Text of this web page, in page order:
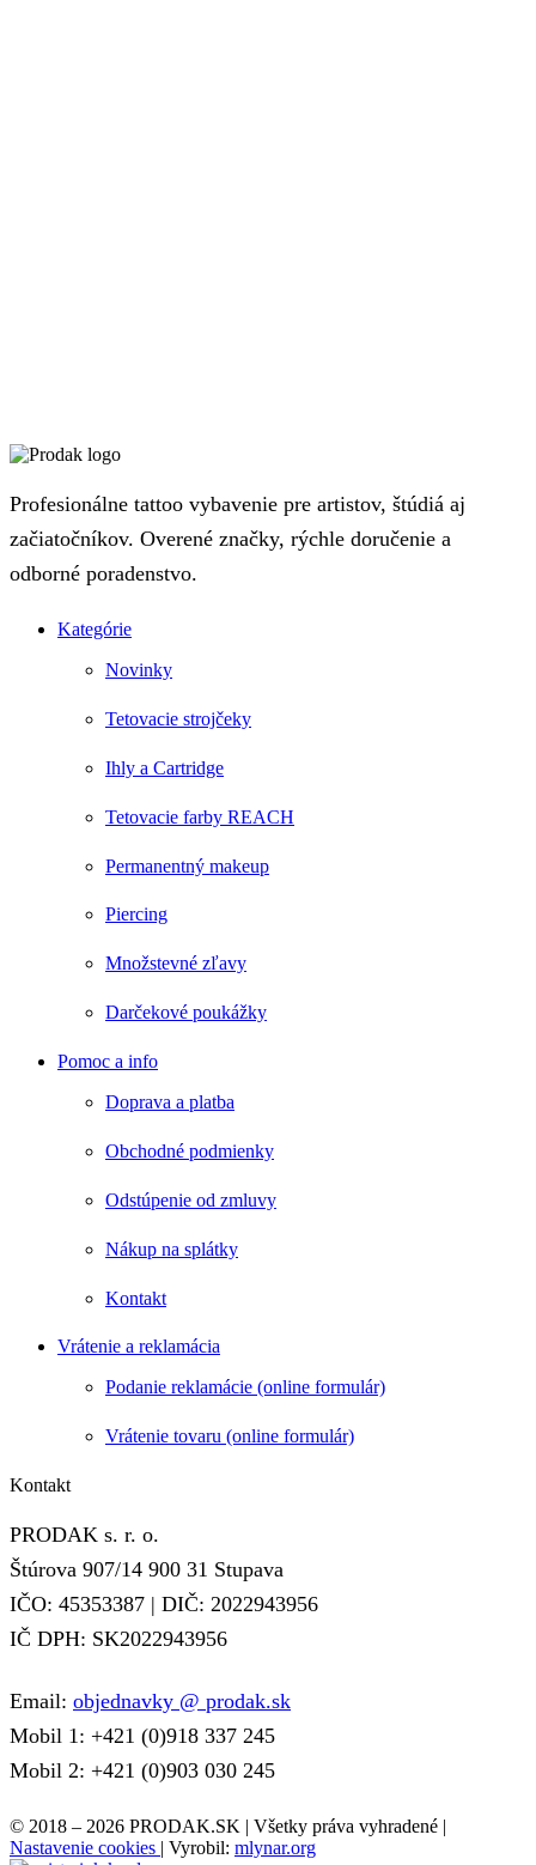
Profesionálne tattoo vybavenie pre artistov, štúdiá aj
začiatočníkov. Overené značky, rýchle doručenie a
odborné poradenstvo.
Kategórie
Novinky
Tetovacie strojčeky
Ihly a Cartridge
Tetovacie farby REACH
Permanentný makeup
Piercing
Množstevné zľavy
Darčekové poukážky
Pomoc a info
Doprava a platba
Obchodné podmienky
Odstúpenie od zmluvy
Nákup na splátky
Kontakt
Vrátenie a reklamácia
Podanie reklamácie (online formulár)
Vrátenie tovaru (online formulár)
Kontakt
PRODAK s. r. o.
Štúrova 907/14 900 31 Stupava
IČO: 45353387 | DIČ: 2022943956
IČ DPH: SK2022943956
Email: objednavky @ prodak.sk
Mobil 1: +421 (0)918 337 245
Mobil 2: +421 (0)903 030 245
© 2018 – 2026 PRODAK.SK | Všetky práva vyhradené |
Nastavenie cookies | Vyrobil: mlynar.org